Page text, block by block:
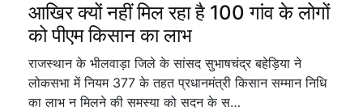
आखिर क्यों नहीं मिल रहा है 100 गांव के लोगों
को पीएम किसान का लाभ
राजस्थान के भीलवाड़ा जिले के सांसद सुभाषचंद्र बहेड़िया ने
लोकसभा में नियम 377 के तहत प्रधानमंत्री किसान सम्मान निधि
का लाभ न मिलने की समस्या को सदन के स…